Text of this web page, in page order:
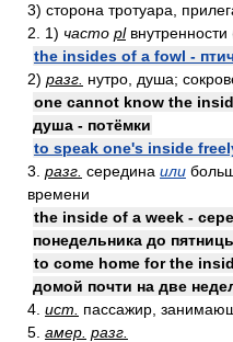
3) сторона тротуара,
2. 1) часто plвнутренности
the insides of a fowl -
2) разг. нутро, душа;
one cannot know the
душа - потёмки
to speak one's inside
3. разг. середина или
времени
the inside of a week -
понедельника до
to come home for the
домой почти на две
4. ист.
пассажир,
5. амер. разг.